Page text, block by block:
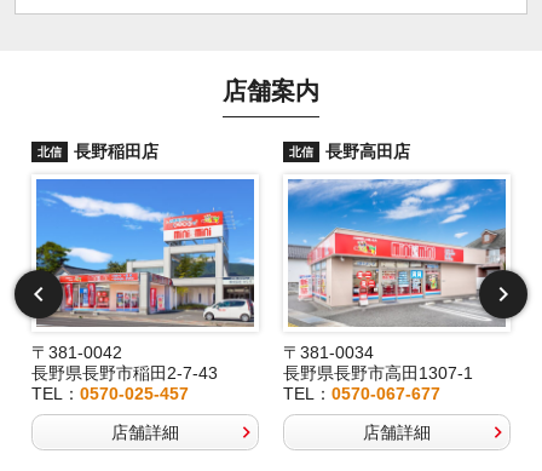
店舗案内
北信 長野稲田店
〒381-0042
長野県長野市稲田2-7-43
TEL：0570-025-457
店舗詳細
北信 長野高田店
〒381-0034
長野県長野市高田1307-1
TEL： 0570-067-677
店舗詳細